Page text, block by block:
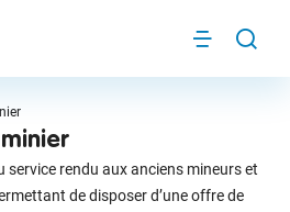
Menu
service rendu aux anciens mineurs et
de disposer d’une offre de